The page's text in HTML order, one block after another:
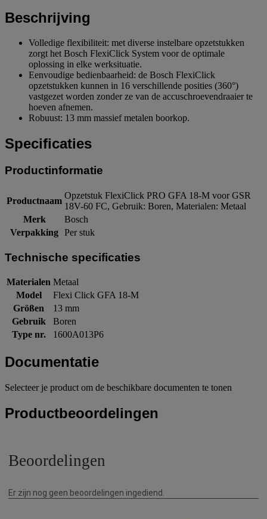
Beschrijving
Volledige flexibiliteit: met diverse instelbare opzetstukken
zorgt het Bosch FlexiClick System voor de optimale
oplossing in elke werksituatie.
Eenvoudige bedienbaarheid: de Bosch FlexiClick
opzetstukken kunnen in 16 verschillende posities (360°)
vastgezet worden zonder ze van de accuschroevendraaier te
hoeven afnemen.
Robuust: 13 mm massief metalen boorkop.
Specificaties
Productinformatie
Productnaam
Opzetstuk FlexiClick PRO GFA 18-M voor GSR
18V-60 FC, Gebruik: Boren, Materialen: Metaal
Merk
Bosch
Verpakking Per stuk
Technische specificaties
Materialen Metaal
Model
Flexi Click GFA 18-M
Größen
13 mm
Gebruik
Boren
Type nr.
1600A013P6
Documentatie
Selecteer je product om de beschikbare documenten te tonen
Productbeoordelingen